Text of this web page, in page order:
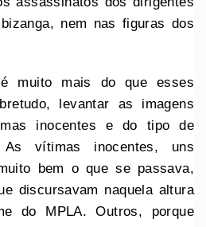
nem nas figuras dos
é muito mais do que esses
levantar as imagens
inocentes e do tipo de
As vítimas inocentes, uns
bem o que se passava,
discursavam naquela altura
do MPLA. Outros, porque